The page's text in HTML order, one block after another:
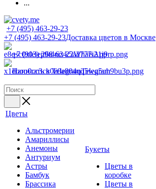
...
+7 (495) 463-29-23
+7 (495) 463-29-23Доставка цветов в Москве
+7 (903) 268-62-22WhatsApp
Написать в TelegramTelegram
Цветы
Альстромерии
Амариллисы
Анемоны
Антуриум
Астры
Бамбук
Брассика
Букеты
Цветы в
коробке
Цветы в